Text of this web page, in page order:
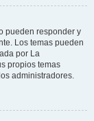
pueden responder y
Los temas pueden
por La
propios temas
administradores.